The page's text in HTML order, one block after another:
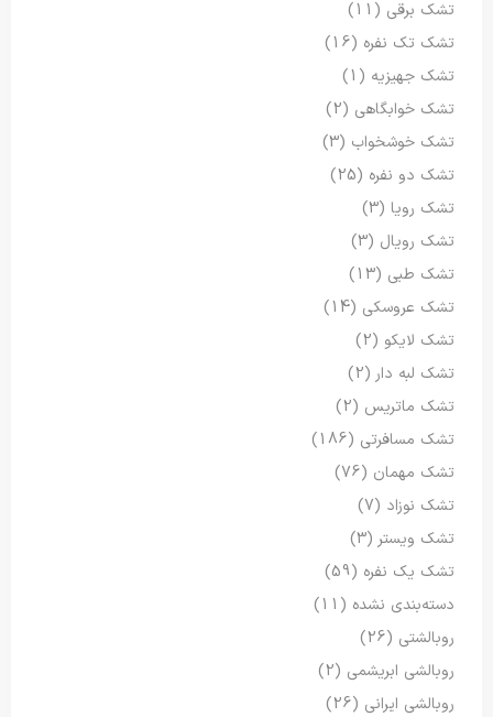
تشک برقی (11)
تشک تک نفره (16)
تشک جهیزیه (1)
تشک خوابگاهی (2)
تشک خوشخواب (3)
تشک دو نفره (25)
تشک رویا (3)
تشک رویال (3)
تشک طبی (13)
تشک عروسکی (14)
تشک لایکو (2)
تشک لبه دار (2)
تشک ماتریس (2)
تشک مسافرتی (186)
تشک مهمان (76)
تشک نوزاد (7)
تشک ویستر (3)
تشک یک نفره (59)
دسته‌بندی نشده (11)
روبالشتی (26)
روبالشی ابریشمی (2)
روبالشی ایرانی (26)